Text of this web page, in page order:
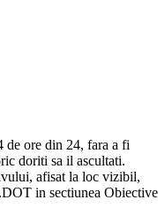
ore din 24, fara a fi
doriti sa il ascultati.
afisat la loc vizibil,
in sectiunea Obiective